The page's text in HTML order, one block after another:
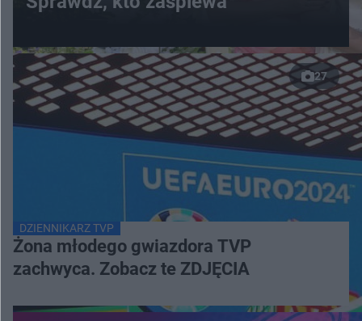
27
DZIENNIKARZ TVP
Żona młodego gwiazdora TVP
zachwyca. Zobacz te ZDJĘCIA